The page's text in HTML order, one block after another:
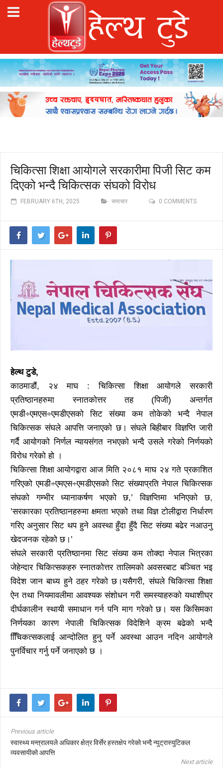
चिकित्सा शिक्षा आयोगले सरकारीमा पिजी सिट कम
दिएको भन्दै चिकित्सक संघको विरोध
FEBRUARY 6TH, 2025 समाचार 0 COMMENTS
हेल्थ टुडे,
काठमाडौं, २४ माघ : चिकित्सा शिक्षा आयोगले सरकारी
प्रतिष्ठानहरुमा स्नातकोत्तर तह (पिजी) अन्तर्गत
एमडी÷एमएस÷एमडीएसको सिट संख्या कम तोकेको भन्दै नेपाल
चिकित्सक संघले आपत्ति जनाएको छ। संघले बिहीबार विज्ञप्ति जारी
गर्दै आयोगको निर्णल न्यायसंगत नभएको भन्दै उसले गरेको निर्णयको
विरोध गरेको हो ।
चिकित्सा शिक्षा आयोगद्वारा आज मिति २०८१ माघ २४ गते प्रकाशित
गरिएको एमडी÷एमएस÷एमडीएसको सिट संख्याप्रति नेपाल चिकित्सक
संघको गम्भीर ध्यानाकर्षण भएको छ,’ विज्ञप्तिमा भनिएको छ,
’सरकारका प्रतिष्ठानहरुमा क्षमता भएको तथा विज्ञ टोलीद्वारा निर्धारण
गरिए अनुसार सिट थप हुने अवस्था हुँदा हुँदै सिट संख्या बढेर नआउनु
खेदजनक रहेको छ।’
संघले सरकारी प्रतिष्ठानमा सिट संख्या कम तोक्दा नेपाल भित्रका
जेहेन्दार चिकित्सकहरु स्नातकोत्तर तालिमको अवसरबाट बञ्चित भइ
विदेश जान बाध्य हुने ठहर गरेको छ।यसैगरी, संघले चिकित्सा शिक्षा
ऐन तथा नियमावलीमा आवश्यक संशोधन गरी समस्याहरुको यथाशीघ्र
दीर्घकालीन स्थायी समाधान गर्न पनि माग गरेको छ। यस किसिमका
निर्णयका कारण नेपाली चिकित्सक विदेशिने क्रम बढेको भन्दै
चिििकत्सकलाई आन्दोलित हुनु पर्ने अवस्था आउन नदिन आयोगले
पुनर्विचार गर्नु पर्ने जनाएको छ ।
Previous article
स्वास्थ्य मन्त्रालयले अधिकार क्षेत्र विर्सेर हस्तक्षेप गरेको भन्दै न्युट्रास्युटिकल
व्यवसायीको आपत्ति
Next article